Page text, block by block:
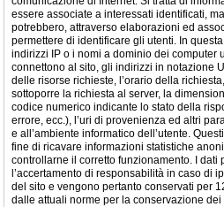
essere associate a interessati identificati,
potrebbero, attraverso elaborazioni ed
permettere di identificare gli utenti. In
indirizzi IP o i nomi a dominio dei computer
connettono al sito, gli indirizzi in notazione
delle risorse richieste, l’orario della
sottoporre la richiesta al server, la
codice numerico indicante lo stato della
errore, ecc.), l’uri di provenienza ed altri
e all’ambiente informatico dell’utente.
fine di ricavare informazioni statistiche
controllarne il corretto funzionamento. I dati
l’accertamento di responsabilità in caso di
del sito e vengono pertanto conservati per
dalle attuali norme per la conservazione